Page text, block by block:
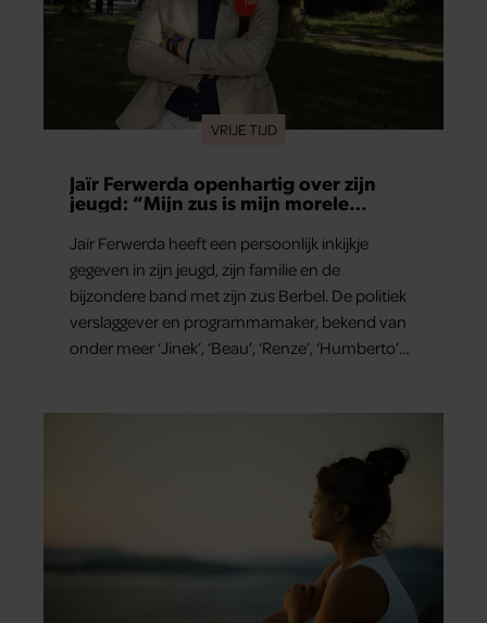
VRIJE TIJD
Jaïr Ferwerda openhartig over zijn
jeugd: “Mijn zus is mijn morele
Jaïr Ferwerda heeft een persoonlijk inkijkje
gegeven in zijn jeugd, zijn familie en de
bijzondere band met zijn zus Berbel. De politiek
verslaggever en programmamaker, bekend van
onder meer ‘Jinek’, ‘Beau’, ‘Renze’, ‘Humberto’